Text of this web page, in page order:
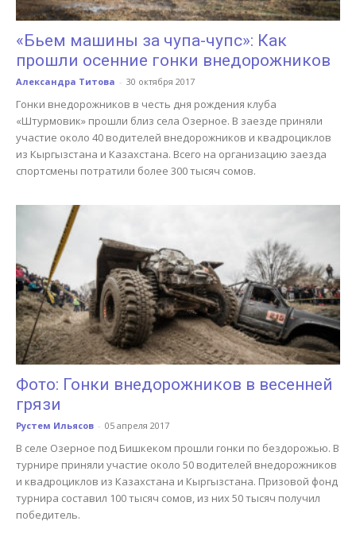
«Бьем машины за чупа-чупс»: Как
прошли осенние гонки внедорожников
Александра Титова - 30 октября 2017
Гонки внедорожников в честь дня рождения клуба
«Штурмовик» прошли близ села Озерное. В заезде приняли
участие около 40 водителей внедорожников и квадроциклов
из Кыргызстана и Казахстана. Всего на организацию заезда
спортсмены потратили более 300 тысяч сомов.
Фото: Гонки внедорожников в весенней
грязи
Рустем Ильясов - 05 апреля 2017
В селе Озерное под Бишкеком прошли гонки по бездорожью. В
турнире приняли участие около 50 водителей внедорожников
и квадроциклов из Казахстана и Кыргызстана. Призовой фонд
турнира составил 100 тысяч сомов, из них 50 тысяч получил
победитель.